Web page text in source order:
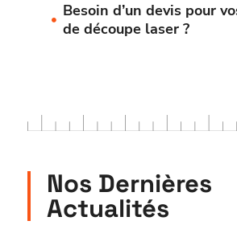
Besoin d’un devis pour
de découpe laser ?
Nos Dernières
Actualités